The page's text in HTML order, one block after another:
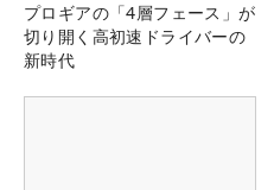
プロギアの「4層フェース」が
切り開く高初速ドライバーの
新時代